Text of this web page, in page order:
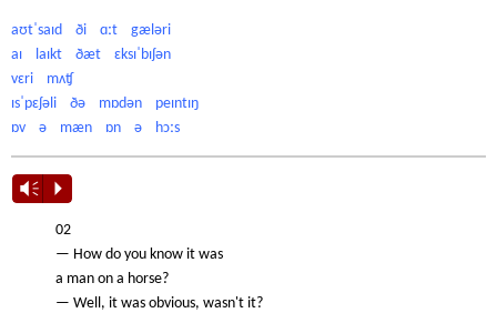
aʊtˈsaɪd ði ɑːt gæləri
aɪ laɪkt ðæt ɛksɪˈbɪʃən
vɛri mʌʧ
ɪsˈpɛʃəli ðə mɒdən peɪntɪŋ
ɒv ə mæn ɒn ə hɔːs
Vm P
02
— How do you know it was
a man on a horse?
— Well, it was obvious, wasn't it?